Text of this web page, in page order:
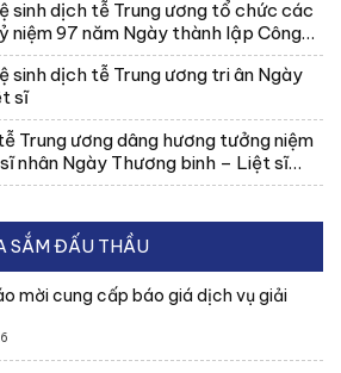
sinh dịch tễ Trung ương tổ chức các
niệm 97 năm Ngày thành lập Công
sinh dịch tễ Trung ương tri ân Ngày
sĩ
Trung ương dâng hương tưởng niệm
nhân Ngày Thương binh – Liệt sĩ
SẮM ĐẤU THẦU
mời cung cấp báo giá dịch vụ giải